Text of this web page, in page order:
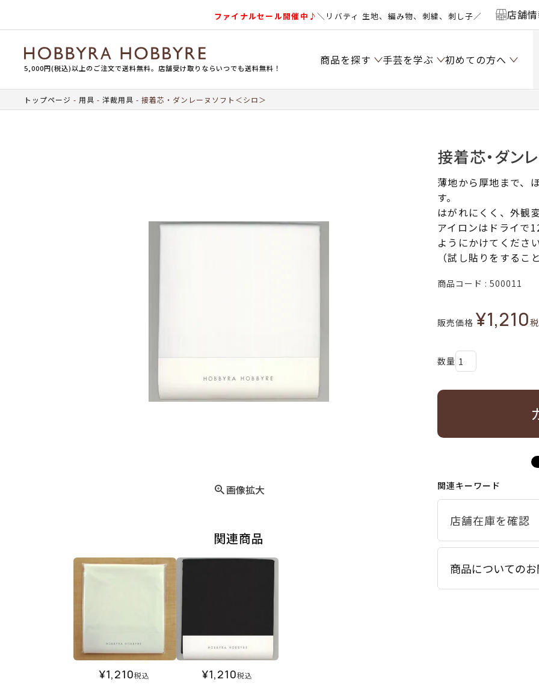
ファイナルセール開催中♪＼リバティ 生地、編み物、刺繍、刺し子／ 店舗
5,000円(税込)以上のご注文で送料無料。店舗受け取りならいつでも送料無料！
商品を探す 手芸を学ぶ 初めての方へ
トップページ 用具 洋裁用具 接着芯・ダンレーヌソフト＜シロ＞
画像拡大
関連商品
¥1,210税込 ¥1,210税込
接着芯・ダン
薄地から厚地まで、
す。
はがれにくく、外観
アイロンはドライで
ようにかけてください
（試し貼りをするこ
商品コード 500011
販売価格 ¥1,210
関連キーワード
商品についての